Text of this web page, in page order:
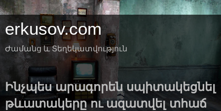
erkusov.com
Ժամանց և Տեղեկատվություն
Ինչպես արագորեն սպիտակեցնել
թևատակերը ու ազատվել տհաճ